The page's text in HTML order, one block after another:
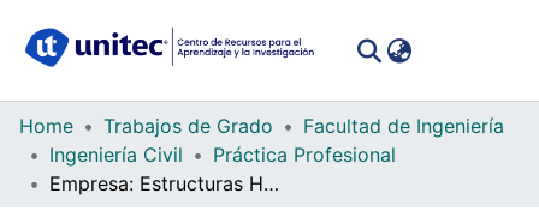
Communities
Collections
Home Trabajos de Grado
Facultad de Ingeniería
Ingeniería Civil
Práctica Profesional
Empresa: Estructuras HN, Proyecto: construcción de vivienda en la colonia El Recreo, kilómetro 3, carretera CA-5 sur